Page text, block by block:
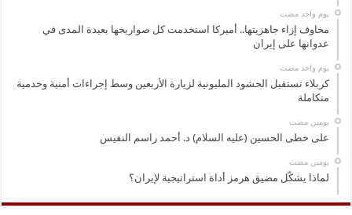
‏يوم واحد مضت
مخاوف إزاء جاهزيتها.. أميركا استخدمت كل صواريخها بعيدة المدى في
عدوانها على إيران
‏يوم واحد مضت
كربلاء تستقبل الحشود المليونية لزيارة الأربعين وسط إجراءات أمنية وخدمية
متكاملة
‏يومين مضت
على خطى الحسين (عليه السلام) د. أحمد راسم النفيس
‏يومين مضت
لماذا يشكّل مضيق هرمز أداة استراتيجية لإيران؟